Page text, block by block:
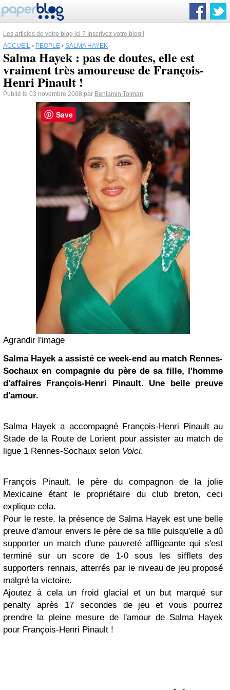
Les articles de votre blog ici ? Inscrivez votre blog !
ACCUEIL › PEOPLE › SALMA HAYEK
Salma Hayek : pas de doutes, elle est
vraiment très amoureuse de François-
Henri Pinault !
Publié le 03 novembre 2008 par Benjamin Tolman
Agrandir l'image
Salma Hayeka assisté ce week-end au match Rennes-
Sochaux en compagnie du père de sa fille, l'homme
d'affaires François-Henri Pinault. Une belle preuve
d'amour.
Salma Hayek a accompagné François-Henri Pinault au
Stade de la Route de Lorient pour assister au match de
ligue 1 Rennes-Sochaux selon Voici.
François Pinault, le père du compagnon de la jolie
Mexicaine étant le propriétaire du club breton, ceci
explique cela.
Pour le reste, la présence de Salma Hayek est une belle
preuve d'amour envers le père de sa fille puisqu'elle a dû
supporter un match d'une pauvreté affligeante qui s'est
terminé sur un score de 1-0 sous les sifflets des
supporters rennais, atterrés par le niveau de jeu proposé
malgré la victoire.
Ajoutez à cela un froid glacial et un but marqué sur
penalty après 17 secondes de jeu et vous pourrez
prendre la pleine mesure de l'amour de Salma Hayek
pour François-Henri Pinault !
Save